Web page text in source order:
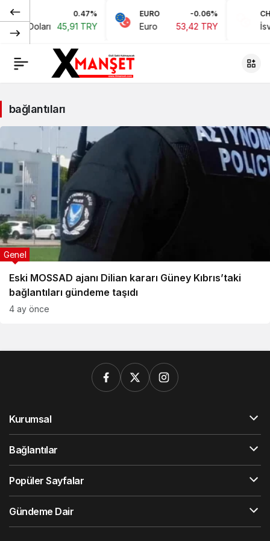
0.47%
Doları 45,91 TRY
EURO -0.06%
Euro 53,42 TRY
CHF
bağlantıları
Eski MOSSAD ajanı Dilian kararı Güney Kıbrıs’taki
bağlantıları gündeme taşıdı
Genel
4 ay önce
Kurumsal
Bağlantılar
Popüler Sayfalar
Gündeme Dair